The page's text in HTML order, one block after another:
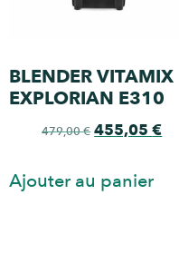
BLENDER VITAMIX
EXPLORIAN E310
479,00€ 455,05€
Ajouter au panier